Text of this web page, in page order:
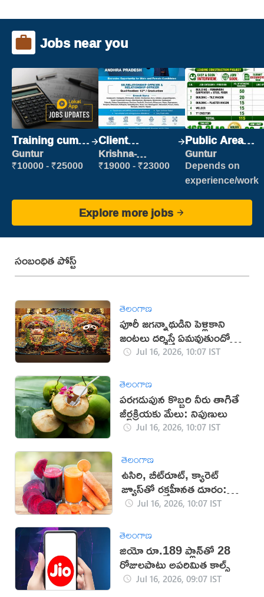
Jobs near you
Training cum
Placement
Guntur
₹10000 - ₹25000
Client
Relationship
Executive
Krishna-
vijayawada
₹19000 - ₹23000
Public Area
Cleaner
Guntur
Depends on
experience/work
Explore more jobs
సంబంధిత పోస్ట్
తెలంగాణ
పూరీ జగన్నాథుడిని పెళ్లికాని
జంటలు దర్శిస్తే ఏమవుతుందో
తెలుసా?
Jul 16, 2026, 10:07 IST
తెలంగాణ
పరగడుపున కొబ్బరి నీరు తాగితే
జీర్ణక్రియకు మేలు: నిపుణులు
Jul 16, 2026, 10:07 IST
తెలంగాణ
ఉసిరి, బీట్‌రూట్, క్యారెట్
జ్యూస్‌తో రక్తహీనత దూరం:
నిపుణులు
Jul 16, 2026, 10:07 IST
తెలంగాణ
జియో రూ.189 ప్లాన్‌తో 28
రోజులపాటు అపరిమిత కాల్స్
Jul 16, 2026, 09:07 IST